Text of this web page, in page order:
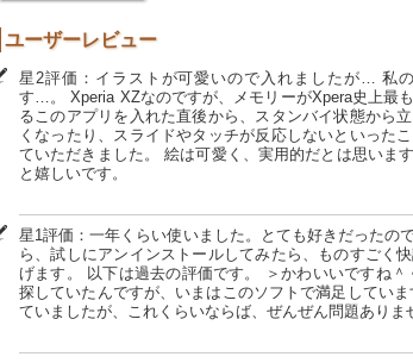
ユーザーレビュー
星2評価：イラストが可愛いので入れましたが… 私
す…。 Xperia XZなのですが、メモリーがXpera史上最
るこのアプリを入れた直後から、スタンバイ状態から
くなったり、スライドやタッチが反応しないといった
ていただきました。 絵は可愛く、実用的だとは思いま
と嬉しいです。
星1評価：一年くらい使いました。とても好きだったの
ら、試しにアンインストールしてみたら、ものすごく
げます。 以下は過去の評価です。 ＞かわいいですね＾
探していたんですが、いまはこのソフトで満足してい
ていましたが、これくらいならば、ぜんぜん問題ありま